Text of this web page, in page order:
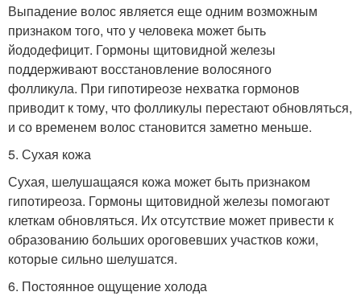
Выпадение волос является еще одним возможным
признаком того, что у человека может быть
йододефицит. Гормоны щитовидной железы
поддерживают восстановление волосяного
фолликула. При гипотиреозе нехватка гормонов
приводит к тому, что фолликулы перестают обновляться,
и со временем волос становится заметно меньше.
5. Сухая кожа
Сухая, шелушащаяся кожа может быть признаком
гипотиреоза. Гормоны щитовидной железы помогают
клеткам обновляться. Их отсутствие может привести к
образованию больших ороговевших участков кожи,
которые сильно шелушатся.
6. Постоянное ощущение холода